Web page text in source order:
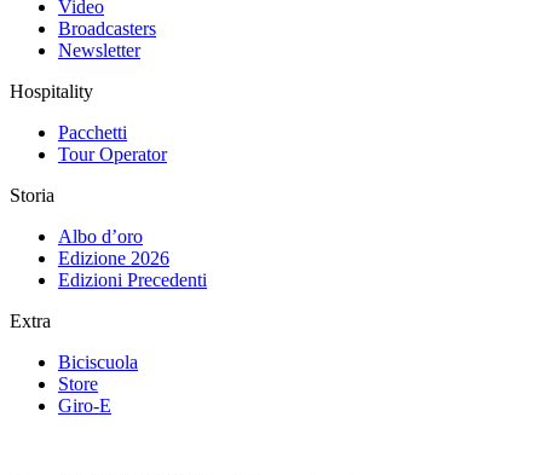
Video
Broadcasters
Newsletter
Hospitality
Pacchetti
Tour Operator
Storia
Albo d’oro
Edizione 2026
Edizioni Precedenti
Extra
Biciscuola
Store
Giro-E